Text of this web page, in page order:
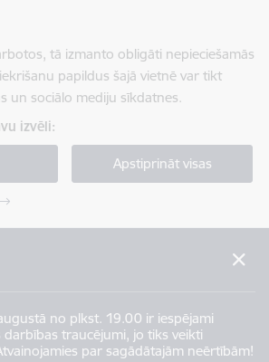
tā izmanto obligāti nepieciešamās
papildus šajā vietnē var tikt
un sociālo mediju sīkdatnes.
izvēli:
Apstiprināt visas
no plkst. 19.00 ir iespējami
darbības traucējumi, jo tiks veikti
par sagādātajām neērtībām!